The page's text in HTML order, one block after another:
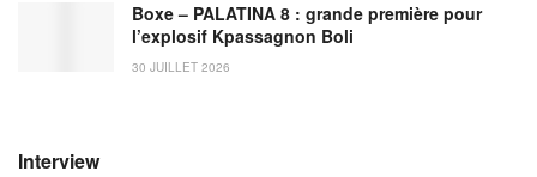
Boxe – PALATINA 8 : grande première pour
l’explosif Kpassagnon Boli
30 JUILLET 2026
Interview